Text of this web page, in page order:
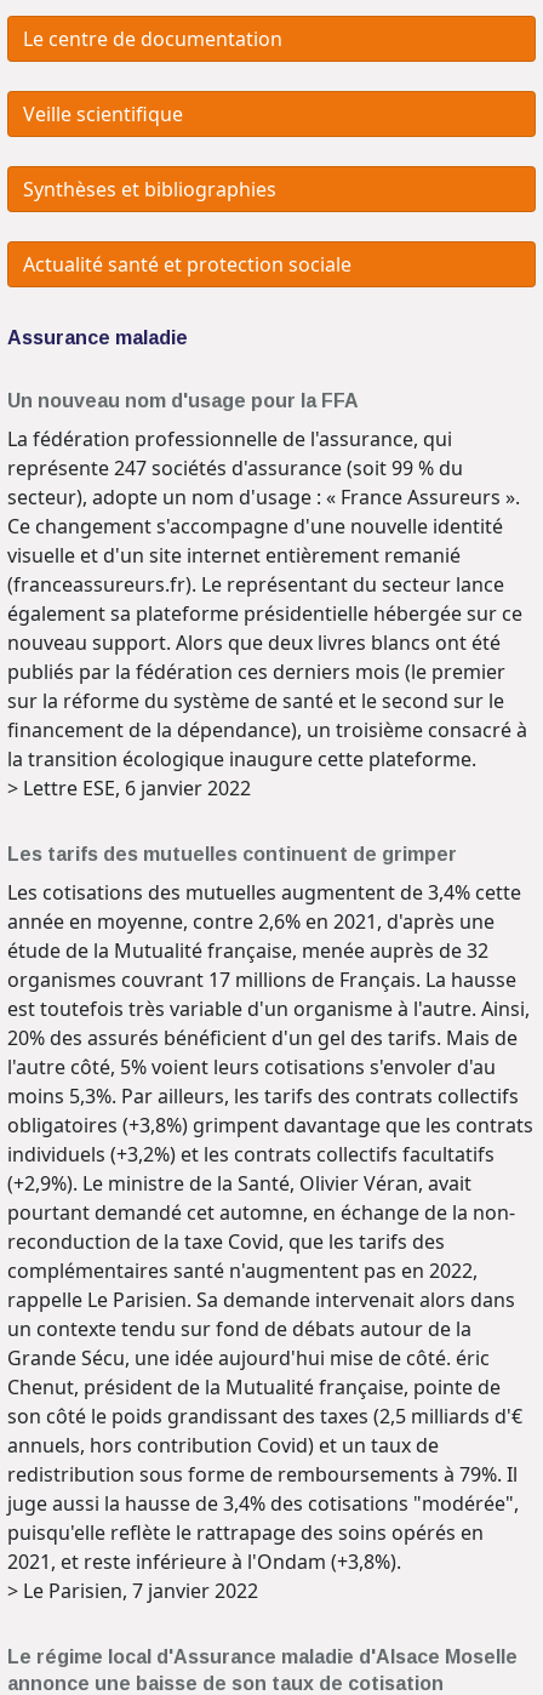
Le centre de documentation
Veille scientifique
Synthèses et bibliographies
Actualité santé et protection sociale
Assurance maladie
Un nouveau nom d'usage pour la FFA
La fédération professionnelle de l'assurance, qui
représente 247 sociétés d'assurance (soit 99 % du
secteur), adopte un nom d'usage : « France Assureurs ».
Ce changement s'accompagne d'une nouvelle identité
visuelle et d'un site internet entièrement remanié
(franceassureurs.fr). Le représentant du secteur lance
également sa plateforme présidentielle hébergée sur ce
nouveau support. Alors que deux livres blancs ont été
publiés par la fédération ces derniers mois (le premier
sur la réforme du système de santé et le second sur le
financement de la dépendance), un troisième consacré à
la transition écologique inaugure cette plateforme.
> Lettre ESE, 6 janvier 2022
Les tarifs des mutuelles continuent de grimper
Les cotisations des mutuelles augmentent de 3,4% cette
année en moyenne, contre 2,6% en 2021, d'après une
étude de la Mutualité française, menée auprès de 32
organismes couvrant 17 millions de Français. La hausse
est toutefois très variable d'un organisme à l'autre. Ainsi,
20% des assurés bénéficient d'un gel des tarifs. Mais de
l'autre côté, 5% voient leurs cotisations s'envoler d'au
moins 5,3%. Par ailleurs, les tarifs des contrats collectifs
obligatoires (+3,8%) grimpent davantage que les contrats
individuels (+3,2%) et les contrats collectifs facultatifs
(+2,9%). Le ministre de la Santé, Olivier Véran, avait
pourtant demandé cet automne, en échange de la non-
reconduction de la taxe Covid, que les tarifs des
complémentaires santé n'augmentent pas en 2022,
rappelle Le Parisien. Sa demande intervenait alors dans
un contexte tendu sur fond de débats autour de la
Grande Sécu, une idée aujourd'hui mise de côté. éric
Chenut, président de la Mutualité française, pointe de
son côté le poids grandissant des taxes (2,5 milliards d'€
annuels, hors contribution Covid) et un taux de
redistribution sous forme de remboursements à 79%. Il
juge aussi la hausse de 3,4% des cotisations "modérée",
puisqu'elle reflète le rattrapage des soins opérés en
2021, et reste inférieure à l'Ondam (+3,8%).
> Le Parisien, 7 janvier 2022
Le régime local d'Assurance maladie d'Alsace Moselle
annonce une baisse de son taux de cotisation